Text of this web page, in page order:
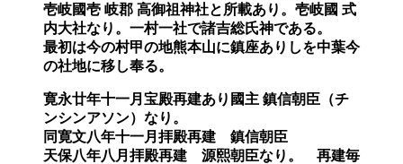
壱岐國壱 岐郡 高御祖神社と所載あり。壱岐國 式
内大社なり。一村一社で諸吉総氏神である。
最初は今の村甲の地熊本山に鎮座ありしを中葉今
の社地に移し奉る。
寛永廿年十一月宝殿再建あり國主 鎮信朝臣 （チ
ンシンアソン） なり。
同寛文八年十一月拝殿再建 鎮信朝臣
天保八年八月拝殿再建 源熙朝臣なり。 再建毎